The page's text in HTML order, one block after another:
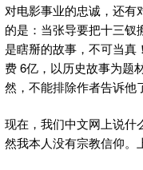
对电影事业的忠诚，还有
的是：当张导要把十三钗
是瞎掰的故事，不可当真
费 6亿，以历史故事为题
然，不能排除作者告诉他
现在，我们中文网上说什
然我本人没有宗教信仰。